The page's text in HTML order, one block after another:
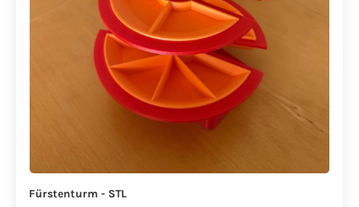
Fürstenturm - STL